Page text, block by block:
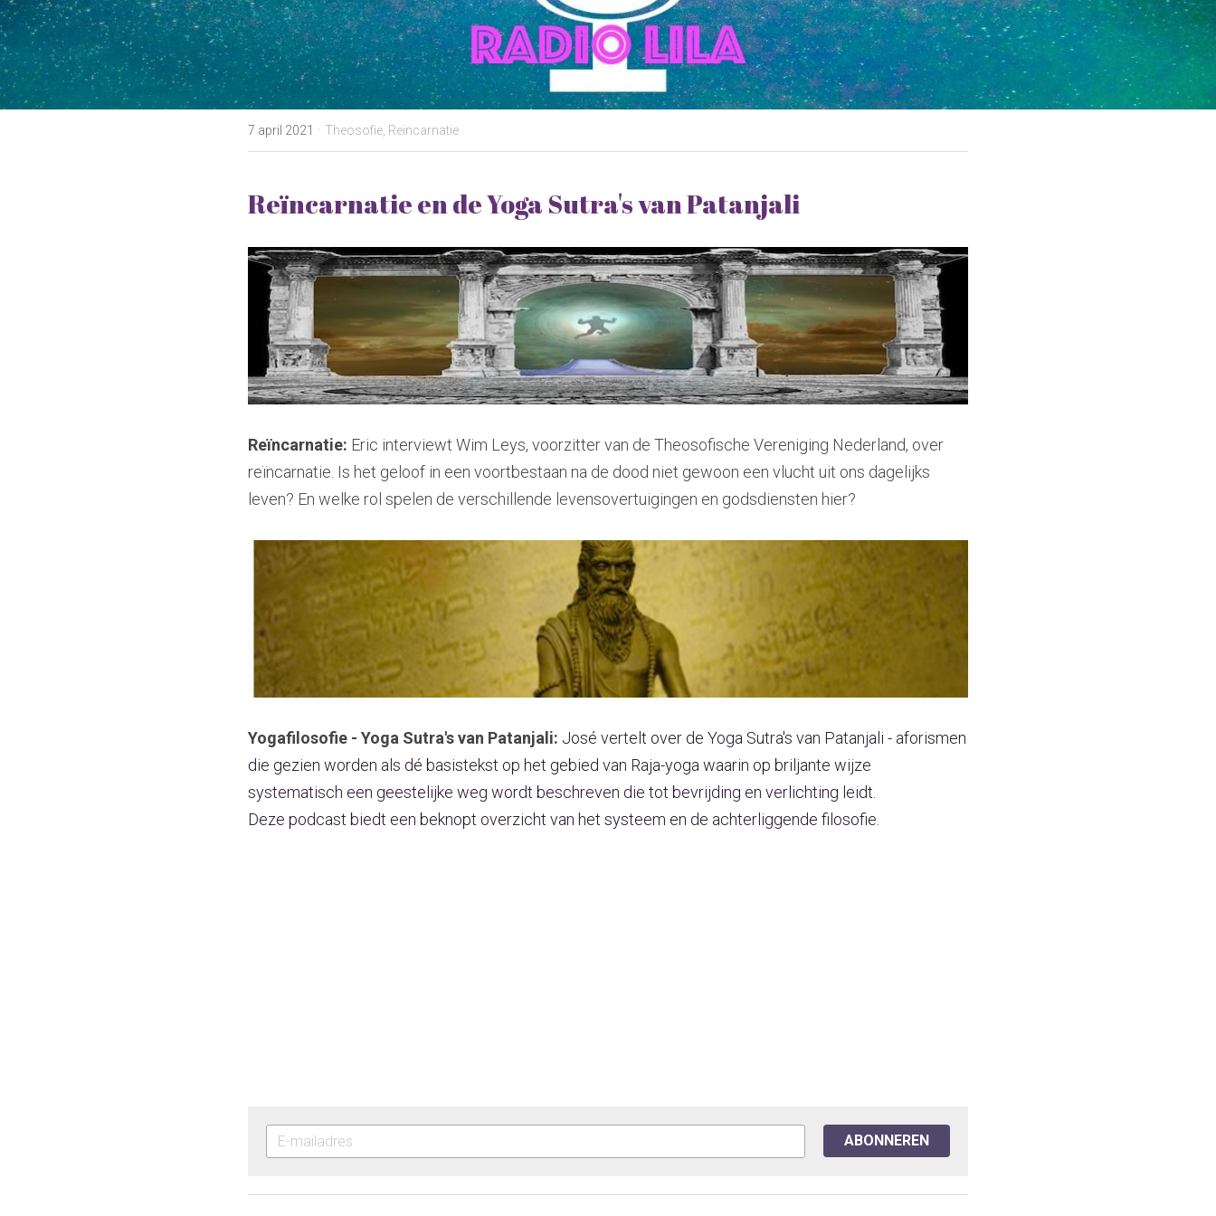
7 april 2021 · Theosofie, Reïncarnatie
Reïncarnatie en de Yoga Sutra's van Patanjali
Reïncarnatie: Eric interviewt Wim Leys, voorzitter van de Theosofische Vereniging Nederland, over
reïncarnatie. Is het geloof in een voortbestaan na de dood niet gewoon een vlucht uit ons dagelijks
leven? En welke rol spelen de verschillende levensovertuigingen en godsdiensten hier?
Yogafilosofie - Yoga Sutra's van Patanjali: José vertelt over de Yoga Sutra's van Patanjali - aforismen
die gezien worden als dé basistekst op het gebied van Raja-yoga waarin op briljante wijze
systematisch een geestelijke weg wordt beschreven die tot bevrijding en verlichting leidt.
Deze podcast biedt een beknopt overzicht van het systeem en de achterliggende filosofie.
ABONNEREN